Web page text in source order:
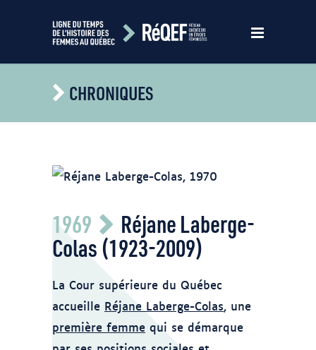
CHRONIQUES
Desmarais (Gaby) 06M,P795,S1,D15621
Photo Gaby -
https://numerique.banq.qc.ca/patrimoine/details/
1969 Réjane Laberge-
Colas (1923-2009)
La Cour supérieure du Québec
accueille Réjane Laberge-Colas, une
première femme qui se démarque